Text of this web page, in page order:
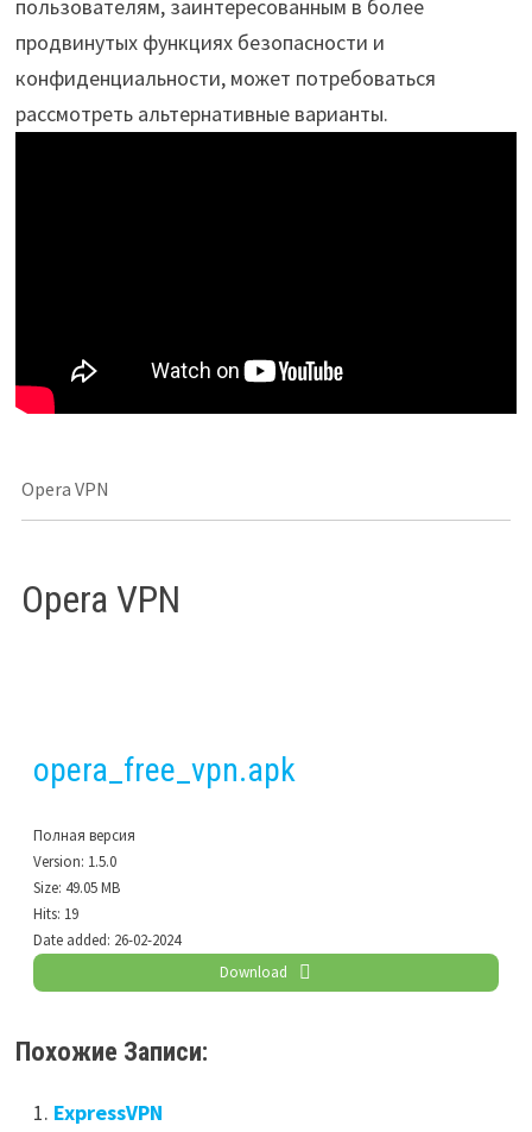
пользователям, заинтересованным в более
продвинутых функциях безопасности и
конфиденциальности, может потребоваться
рассмотреть альтернативные варианты.
Opera VPN
Opera VPN
opera_free_vpn.apk
Полная версия
Version: 1.5.0
Size: 49.05 MB
Hits: 19
Date added: 26-02-2024
Download
Похожие Записи:
ExpressVPN